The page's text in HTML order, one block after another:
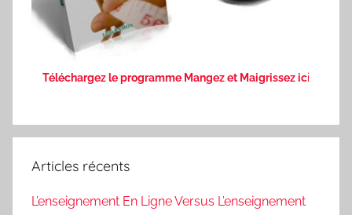
Téléchargez le programme Mangez et Maigrissez ici
Articles récents
L’enseignement En Ligne Versus L’enseignement